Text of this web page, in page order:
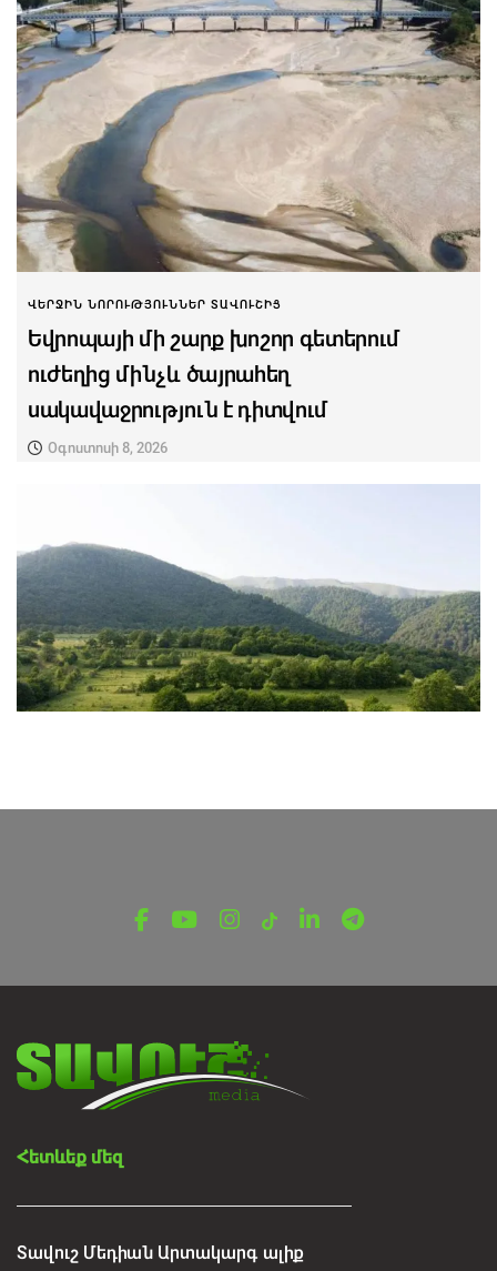
ՎԵՐՋԻՆ ՆՈՐՈՒԹՅՈՒՆՆԵՐ ՏԱՎՈՒՇԻՑ
Եվրոպայի մի շարք խոշոր գետերում
ուժեղից մինչև ծայրահեղ
սակավաջրություն է դիտվում
Օգոստոսի 8, 2026
հայտնաբերվել են մոլորված
Հետևեք մեզ
Տավուշ Մեդիան Արտակարգ ալիք